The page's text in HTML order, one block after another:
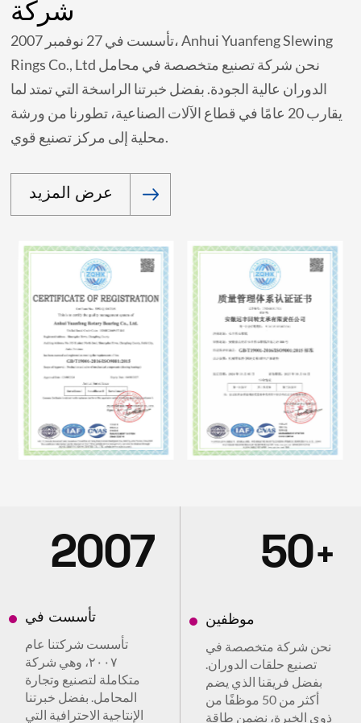
شركة
تأسست في 27 نوفمبر 2007، Anhui Yuanfeng Slewing
Rings Co., Ltd نحن شركة تصنيع متخصصة في محامل
الدوران عالية الجودة. بفضل خبرتنا الراسخة التي تمتد لما
يقارب 20 عامًا في قطاع الآلات الصناعية، تطورنا من ورشة
محلية إلى مركز تصنيع قوي.
عرض المزيد
2007
تأسست في
تأسست شركتنا عام
٢٠٠٧، وهي شركة
متكاملة لتصنيع وتجارة
المحامل. بفضل خبرتنا
الإنتاجية الاحترافية التي
50+
موظفين
نحن شركة متخصصة في
تصنيع حلقات الدوران.
بفضل فريقنا الذي يضم
أكثر من 50 موظفًا من
ذوي الخبرة، نضمن طاقة